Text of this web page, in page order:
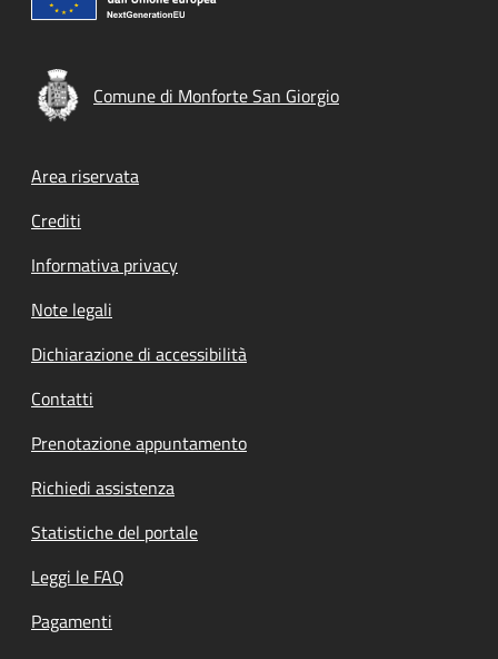
Comune di Monforte San Giorgio
Footer menu
Area riservata
Crediti
Informativa privacy
Note legali
Dichiarazione di accessibilità
Contatti
Prenotazione appuntamento
Richiedi assistenza
Statistiche del portale
Leggi le FAQ
Pagamenti